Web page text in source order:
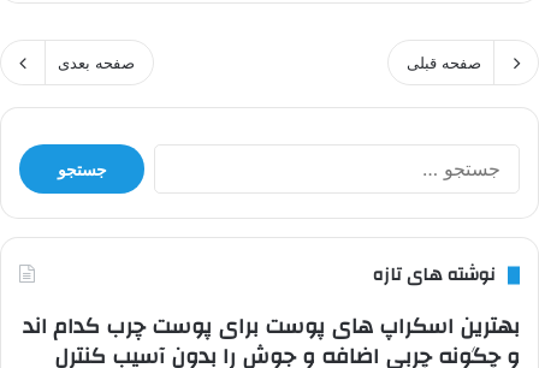
صفحه قبلی صفحه بعدی
جستجو
برای:
نوشته های تازه
بهترین اسکراپ های پوست برای پوست چرب کدام اند
و چگونه چربی اضافه و جوش را بدون آسیب کنترل